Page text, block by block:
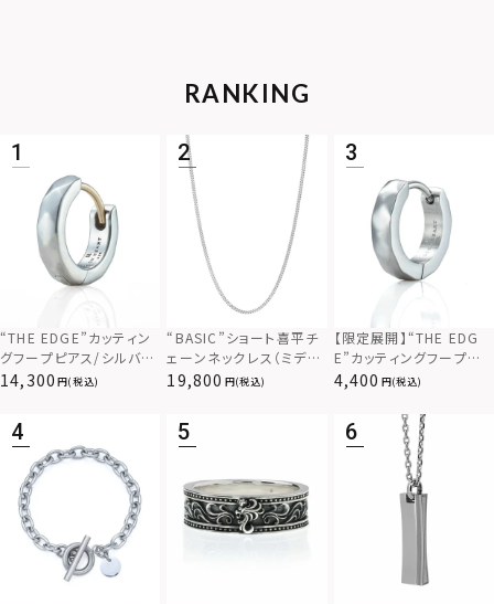
RANKING
“THE EDGE”カッティン
グフープピアス/シルバー
925
14,300 (税込)
“BASIC”ショート喜平チ
ェーンネックレス（ミディ
アム）/シルバー925
19,800 (税込)
【限定展開】“THE EDG
E”カッティングフープピ
アス/サージカルステンレ
4,400 (税込)